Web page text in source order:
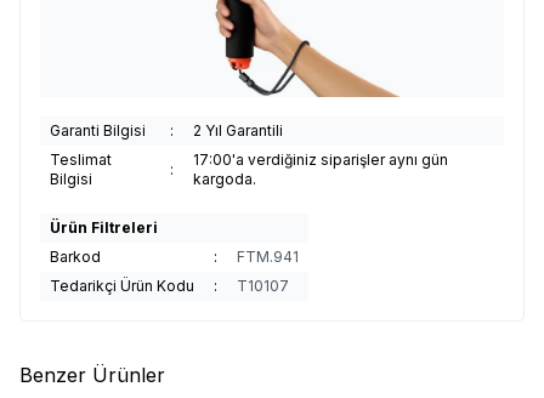
Garanti Bilgisi :
2 Yıl Garantili
Teslimat
Bilgisi
:
17:00'a verdiğiniz siparişler aynı gün
kargoda.
Ürün Filtreleri
Barkod
:
FTM.941
Tedarikçi Ürün Kodu
: T10107
Benzer Ürünler